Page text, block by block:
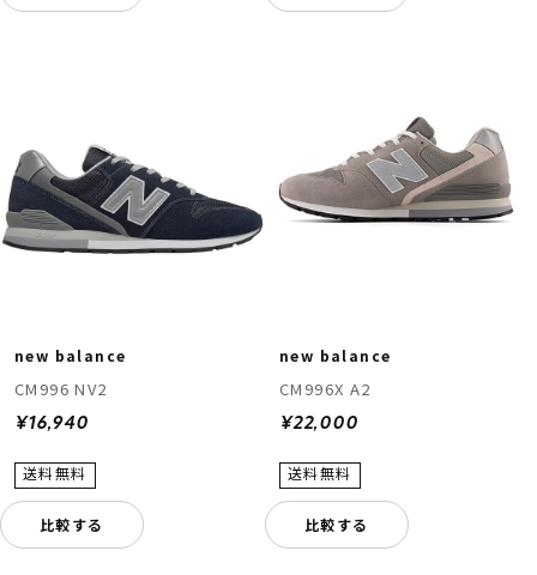
new balance
CM996 NV2
¥16,940
比較する
new balance
CM996X A2
¥22,000
比較する